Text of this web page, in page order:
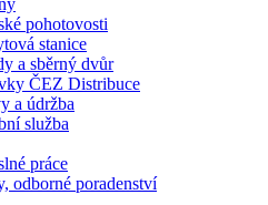
pohotovosti
stanice
a sběrný dvůr
ČEZ Distribuce
a údržba
služba
práce
odborné poradenství